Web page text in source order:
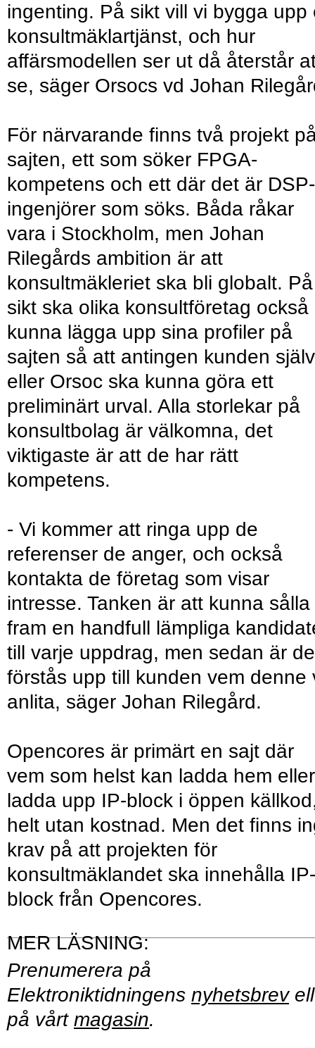
ingenting. På sikt vill vi bygga upp
konsultmäklartjänst, och hur
affärsmodellen ser ut då återstår
se, säger Orsocs vd Johan
För närvarande finns två projekt
sajten, ett som söker FPGA-
kompetens och ett där det är DSP-
ingenjörer som söks. Båda råkar
vara i Stockholm, men Johan
Rilegårds ambition är att
konsultmäkleriet ska bli globalt. På
sikt ska olika konsultföretag också
kunna lägga upp sina profiler på
sajten så att antingen kunden själv
eller Orsoc ska kunna göra ett
preliminärt urval. Alla storlekar på
konsultbolag är välkomna, det
viktigaste är att de har rätt
kompetens.
- Vi kommer att ringa upp de
referenser de anger, och också
kontakta de företag som visar
intresse. Tanken är att kunna sålla
fram en handfull lämpliga
till varje uppdrag, men sedan är
förstås upp till kunden vem denne
anlita, säger Johan Rilegård.
Opencores är primärt en sajt där
vem som helst kan ladda hem eller
ladda upp IP-block i öppen
helt utan kostnad. Men det finns
krav på att projekten för
konsultmäklandet ska innehålla IP-
block från Opencores.
Prenumerera på
Elektroniktidningens nyhetsbrev
på vårt magasin.